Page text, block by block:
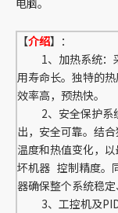
电脑。
【介绍】：
1、加热系统：采
用寿命长。独特的热
效率高，预热快。
2、安全保护系统
出，安全可靠。结
温度和热值变化，
坏机器 控制精度。
器确保整个系统稳定
3、工控机及PID